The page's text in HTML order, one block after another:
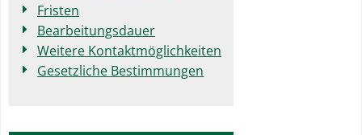
Fristen
Bearbeitungsdauer
Weitere Kontaktmöglichkeiten
Gesetzliche Bestimmungen